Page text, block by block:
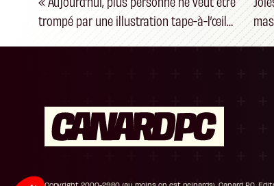
trompé par une illustration tape-à-l’œil
Notre plateforme vous permet